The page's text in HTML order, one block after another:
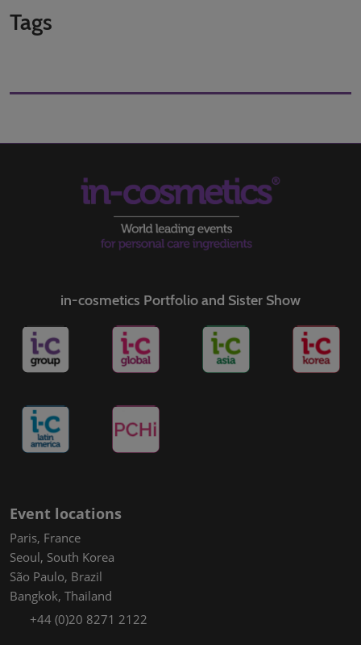
Tags
in-cosmetics Portfolio and Sister Show
Event locations
Paris, France
Seoul, South Korea
São Paulo, Brazil
Bangkok, Thailand
+44 (0)20 8271 2122